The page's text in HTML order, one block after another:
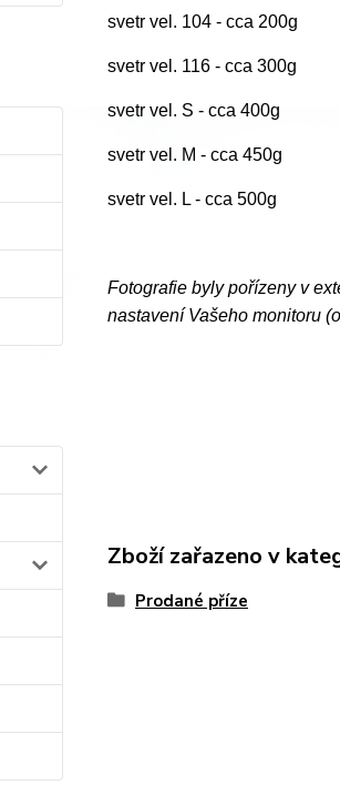
svetr vel. 104 - cca 200g
svetr vel. 116 - cca 300g
svetr vel. S - cca 400g
svetr vel. M - cca 450g
svetr vel. L - cca 500g
Fotografie byly pořízeny v
nastavení Vašeho monitoru
Zboží zařazeno v
Prodané příze